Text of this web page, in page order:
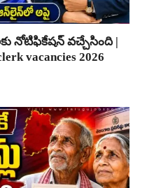
నోటిఫికేషన్ వచ్చేసింది |
vacancies 2026